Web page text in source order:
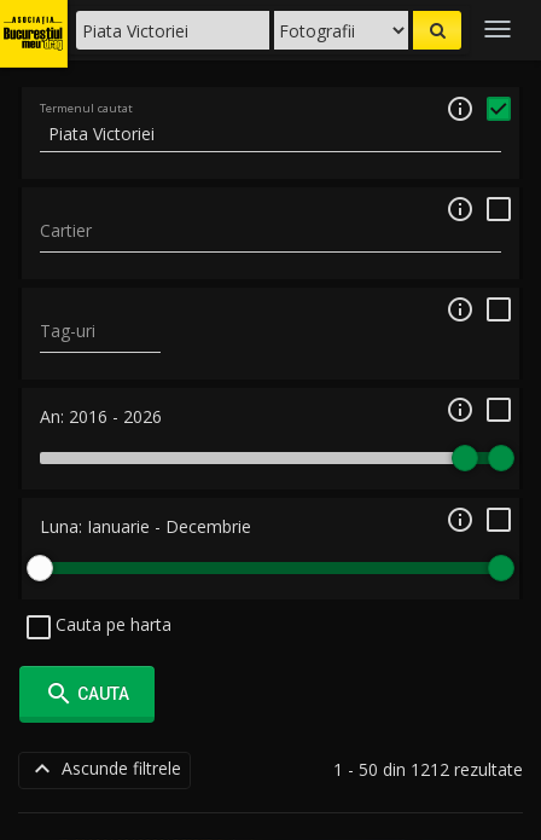
Termenul cautat 
Cartier

Tag-uri

An: 2016 - 2026 
Luna: Ianuarie - Decembrie 
Cauta pe harta
 CAUTA
 Ascunde filtrele 1 - 50 din 1212 rezultate